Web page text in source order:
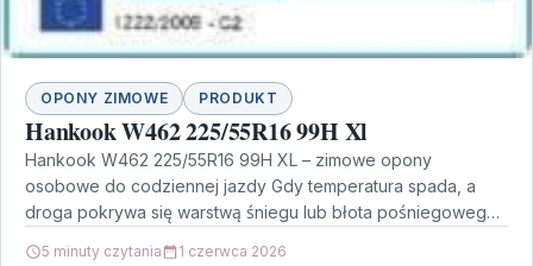
OPONY ZIMOWE PRODUKT
Hankook W462 225/55R16 99H Xl
Hankook W462 225/55R16 99H XL – zimowe opony
osobowe do codziennej jazdy Gdy temperatura spada, a
droga pokrywa się warstwą śniegu lub błota pośniegowego,
5 minuty czytania 1 czerwca 2026